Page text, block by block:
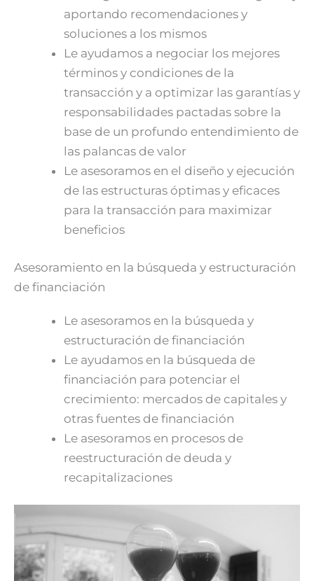
aportando recomendaciones y
soluciones a los mismos
Le ayudamos a negociar los mejores
términos y condiciones de la
transacción y a optimizar las garantías y
responsabilidades pactadas sobre la
base de un profundo entendimiento de
las palancas de valor
Le asesoramos en el diseño y ejecución
de las estructuras óptimas y eficaces
para la transacción para maximizar
beneficios
Asesoramiento en la búsqueda y estructuración
de financiación
Le asesoramos en la búsqueda y
estructuración de financiación
Le ayudamos en la búsqueda de
financiación para potenciar el
crecimiento: mercados de capitales y
otras fuentes de financiación
Le asesoramos en procesos de
reestructuración de deuda y
recapitalizaciones